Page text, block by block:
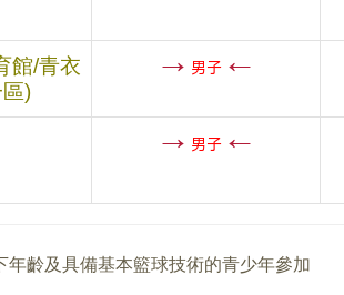
館/青衣
)
→ 男子←
→ 男子←
年齡及具備基本籃球技術的青少年參加